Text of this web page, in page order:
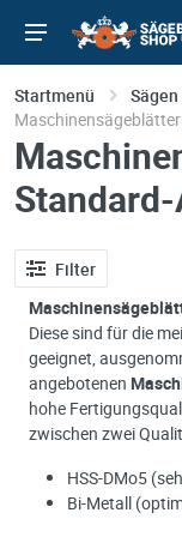
Startmenü Sägen
Filter
Diese sind für die
geeignet,
angebotenen
hohe
zwischen zwei
HSS-DMo5
Bi-Metall